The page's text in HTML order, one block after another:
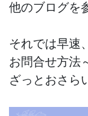
他のブログを
それでは早速、
お問合せ方法
ざっとおさら